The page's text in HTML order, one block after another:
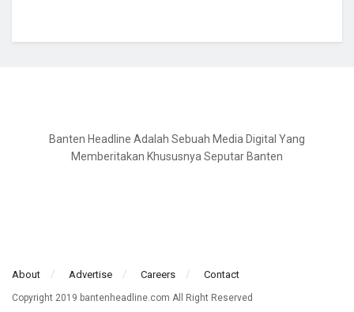
Banten Headline Adalah Sebuah Media Digital Yang
Memberitakan Khususnya Seputar Banten
About Advertise Careers Contact
Copyright 2019 bantenheadline.com All Right Reserved